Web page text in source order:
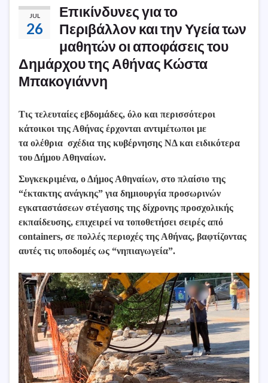
JUL
26
Επικίνδυνες για το
Περιβάλλον και την Υγεία των
μαθητών οι αποφάσεις του
Δημάρχου της Αθήνας Κώστα
Μπακογιάννη
Τις τελευταίες εβδομάδες, όλο και περισσότεροι
κάτοικοι της Αθήνας έρχονται αντιμέτωποι με
τα ολέθρια σχέδια της κυβέρνησης ΝΔ και ειδικότερα
του Δήμου Αθηναίων.
Συγκεκριμένα, ο Δήμος Αθηναίων, στο πλαίσιο της
“έκτακτης ανάγκης” για δημιουργία προσωρινών
εγκαταστάσεων στέγασης της δίχρονης προσχολικής
εκπαίδευσης, επιχειρεί να τοποθετήσει σειρές από
containers, σε πολλές περιοχές της Αθήνας, βαφτίζοντας
αυτές τις υποδομές ως “νηπιαγωγεία”.